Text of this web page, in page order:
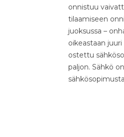
onnistuu
tilaamiseen
juoksussa –
oikeastaan
ostettu
paljon. Sähkö